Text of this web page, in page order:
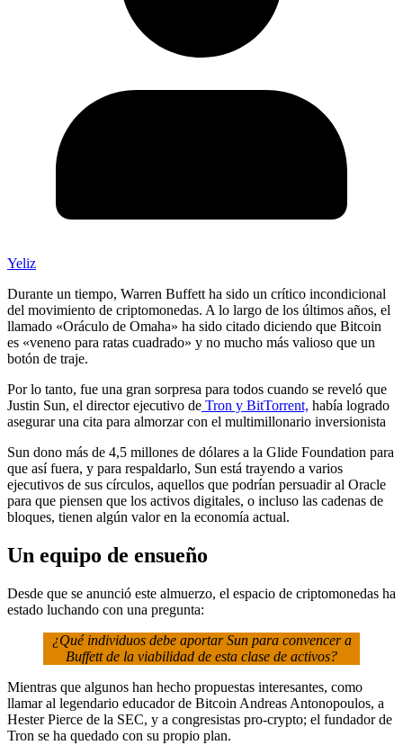
Yeliz
Durante un tiempo, Warren Buffett ha sido un crítico incondicional
del movimiento de criptomonedas. A lo largo de los últimos años, el
llamado «Oráculo de Omaha» ha sido citado diciendo que Bitcoin
es «veneno para ratas cuadrado» y no mucho más valioso que un
botón de traje.
Por lo tanto, fue una gran sorpresa para todos cuando se reveló que
Justin Sun, el director ejecutivo de Tron y BitTorrent, había logrado
asegurar una cita para almorzar con el multimillonario inversionista
Sun dono más de 4,5 millones de dólares a la Glide Foundation para
que así fuera, y para respaldarlo, Sun está trayendo a varios
ejecutivos de sus círculos, aquellos que podrían persuadir al Oracle
para que piensen que los activos digitales, o incluso las cadenas de
bloques, tienen algún valor en la economía actual.
Un equipo de ensueño
Desde que se anunció este almuerzo, el espacio de criptomonedas ha
estado luchando con una pregunta:
¿Qué individuos debe aportar Sun para convencer a
Buffett de la viabilidad de esta clase de activos?
Mientras que algunos han hecho propuestas interesantes, como
llamar al legendario educador de Bitcoin Andreas Antonopoulos, a
Hester Pierce de la SEC, y a congresistas pro-crypto; el fundador de
Tron se ha quedado con su propio plan.